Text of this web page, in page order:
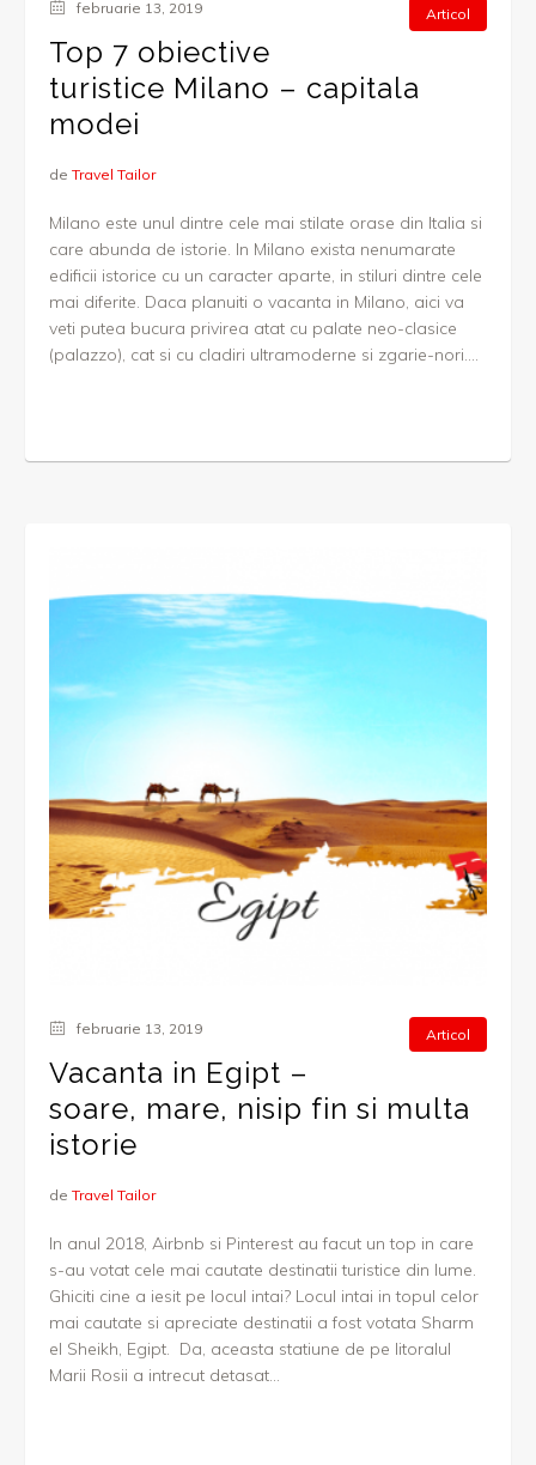
Articol
februarie 13, 2019
Top 7 obiective
turistice Milano – capitala
modei
de Travel Tailor
Milano este unul dintre cele mai stilate orase din Italia si
care abunda de istorie. In Milano exista nenumarate
edificii istorice cu un caracter aparte, in stiluri dintre cele
mai diferite. Daca planuiti o vacanta in Milano, aici va
veti putea bucura privirea atat cu palate neo-clasice
(palazzo), cat si cu cladiri ultramoderne si zgarie-nori....
Articol
februarie 13, 2019
Vacanta in Egipt –
soare, mare, nisip fin si multa
istorie
de Travel Tailor
In anul 2018, Airbnb si Pinterest au facut un top in care
s-au votat cele mai cautate destinatii turistice din lume.
Ghiciti cine a iesit pe locul intai? Locul intai in topul celor
mai cautate si apreciate destinatii a fost votata Sharm
el Sheikh, Egipt. Da, aceasta statiune de pe litoralul
Marii Rosii a intrecut detasat...